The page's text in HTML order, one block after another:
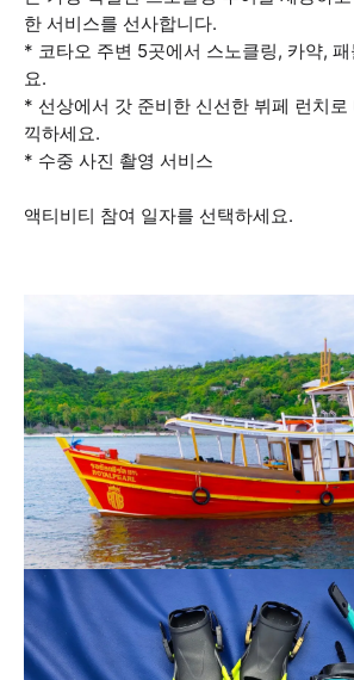
한 서비스를 선사합니다.
* 코타오 주변 5곳에서 스노클링, 카약,
요.
* 선상에서 갓 준비한 신선한 뷔페 런치
끽하세요.
* 수중 사진 촬영 서비스
액티비티 참여 일자를 선택하세요.